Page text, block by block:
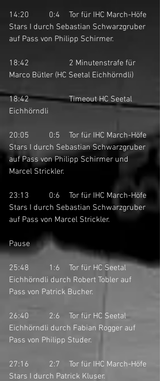
14:20	0:4	Tor für IHC March-Höfe
Stars I durch Sebastian Schwarzgruber
auf Pass von Philipp Schirmer.
18:42		2 Minutenstrafe für
Marco Bütler (HC Seetal Eichhörndli)
18:42		Timeout HC Seetal
Eichhörndli
20:05	0:5	Tor für IHC March-Höfe
Stars I durch Sebastian Schwarzgruber
auf Pass von Philipp Schirmer und
Marcel Strickler.
23:13	0:6	Tor für IHC March-Höfe
Stars I durch Sebastian Schwarzgruber
auf Pass von Marcel Strickler.
Pause
25:48	1:6	Tor für HC Seetal
Eichhörndli durch Robert Tobler auf
Pass von Patrick Bucher.
26:40	2:6	Tor für HC Seetal
Eichhörndli durch Fabian Rogger auf
Pass von Philipp Studer.
27:16	2:7	Tor für IHC March-Höfe
Stars I durch Patrick Kluser.